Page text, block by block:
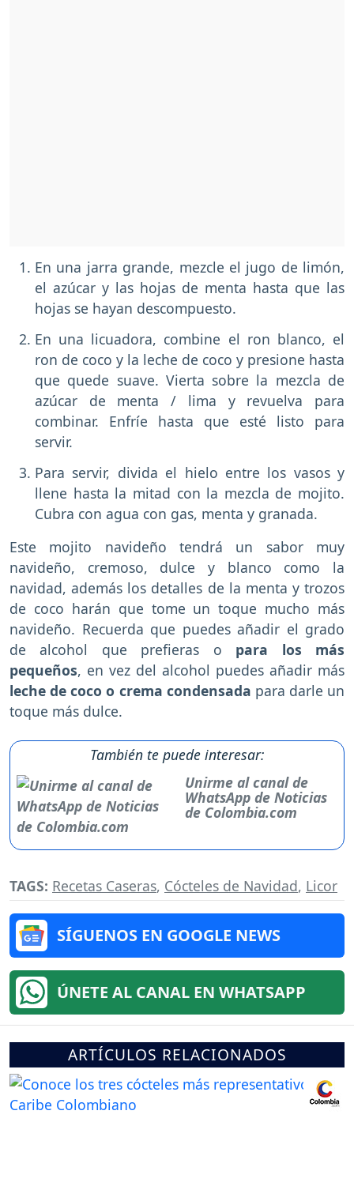
En una jarra grande, mezcle el jugo de limón,
el azúcar y las hojas de menta hasta que las
hojas se hayan descompuesto.
En una licuadora, combine el ron blanco, el
ron de coco y la leche de coco y presione hasta
que quede suave. Vierta sobre la mezcla de
azúcar de menta / lima y revuelva para
combinar. Enfríe hasta que esté listo para
servir.
Para servir, divida el hielo entre los vasos y
llene hasta la mitad con la mezcla de mojito.
Cubra con agua con gas, menta y granada.
Este mojito navideño tendrá un sabor muy
navideño, cremoso, dulce y blanco como la
navidad, además los detalles de la menta y trozos
de coco harán que tome un toque mucho más
navideño. Recuerda que puedes añadir el grado
de alcohol que prefieras o para los más
pequeños, en vez del alcohol puedes añadir más
leche de coco o crema condensada para darle un
toque más dulce.
También te puede interesar:
Unirme al canal de
WhatsApp de Noticias
de Colombia.com
TAGS: Recetas Caseras, Cócteles de Navidad, Licor
SÍGUENOS EN GOOGLE NEWS
ÚNETE AL CANAL EN WHATSAPP
ARTÍCULOS RELACIONADOS